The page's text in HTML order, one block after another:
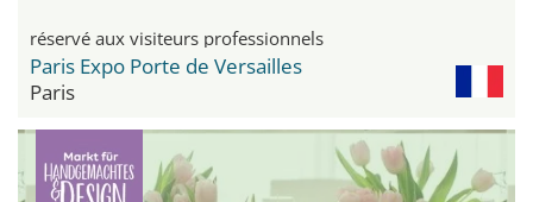
réservé aux visiteurs professionnels
Paris Expo Porte de Versailles
Paris